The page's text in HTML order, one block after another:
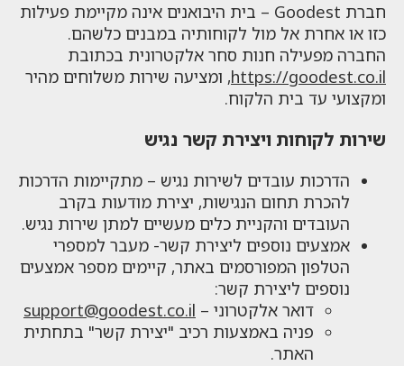
חברת Goodest – בית היבואנים אינה מקיימת פעילות
כזו או אחרת אל מול לקוחותיה במבנים כלשהם.
החברה מפעילה חנות סחר אלקטרונית בכתובת
https://goodest.co.il, ומציעה שירות משלוחים מהיר
ומקצועי עד בית הלקוח.
שירות לקוחות ויצירת קשר נגיש
הדרכות עובדים לשירות נגיש – מתקיימות הדרכות
להכרת תחום הנגישות, יצירת מודעות בקרב
העובדים והקניית כלים מעשיים למתן שירות נגיש.
אמצעים נוספים ליצירת קשר- מעבר למספרי
הטלפון המפורסמים באתר, קיימים מספר אמצעים
נוספים ליצירת קשר:
דואר אלקטרוני – support@goodest.co.il
פניה באמצעות רכיב "יצירת קשר" בתחתית
האתר.